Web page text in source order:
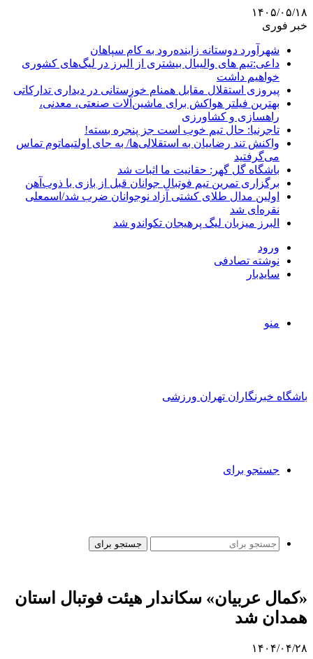
۱۴۰۵/۰۵/۱۸
خبر فوری
شهرآورد دوستانه زاینده‌رود به کام سپاهان
داعی:تیم های والیبال بیشتری از البرز در لیگ‌های کشوری
خواهیم داشت
پیروزی استقلال مقابل همنام خوزستانی در دیداری تدارکاتی
بهترین فیلتر هواکش برای ماشین‌آلات صنعتی، معدنی،
راهسازی و کشاورزی
تاجرنیا: حال تیم خوب است جز پنجره بسته!
واکنش تند رضاییان به استقلالی‌ها/ به جای اولتیماتوم تماس
می‌گرفتید
باشگاه گل گهر: حقانیت ما اثبات شد
برگزاری تمرین تیم فوتبال جوانان قبل از بازی با ذوب‌آهن
اولین مدال طلای کشتی آزاد نوجوانان ضرب شد/اسمعلی
نقره‌ای شد
البرز میزبان لیگ پرهیجان تکواندو شد
ورود
نوشته تصادفی
سایدبار
منو
باشگاه خبرنگاران تهران ورزشی
جستجو برای
جستجو برای
«کمال عربیان» سکاندار هیئت فوتبال استان
همدان شد
۱۴۰۴/۰۴/۲۸